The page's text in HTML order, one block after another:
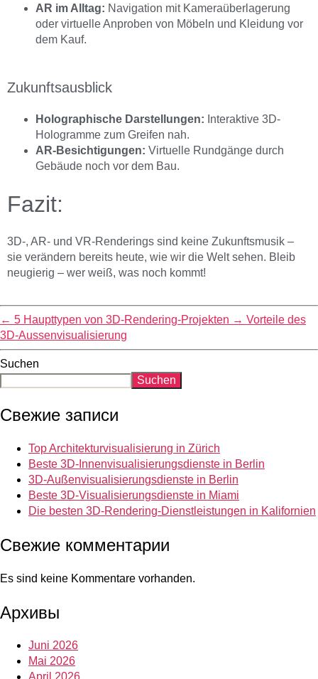
AR im Alltag: Navigation mit Kameraüberlagerung
oder virtuelle Anproben von Möbeln und Kleidung vor
dem Kauf.
Zukunftsausblick
Holographische Darstellungen: Interaktive 3D-
Hologramme zum Greifen nah.
AR-Besichtigungen: Virtuelle Rundgänge durch
Gebäude noch vor dem Bau.
Fazit:
3D-, AR- und VR-Renderings sind keine Zukunftsmusik –
sie verändern bereits heute, wie wir die Welt sehen. Bleib
neugierig – wer weiß, was noch kommt!
← 5 Haupttypen von 3D-Rendering-Projekten → Vorteile des
3D-Aussenvisualisierung
Suchen
Suchen
Свежие записи
Top Architekturvisualisierung in Zürich
Beste 3D-Innenvisualisierungsdienste in Berlin
3D-Außenvisualisierungsdienste in Berlin
Beste 3D-Visualisierungsdienste in Miami
Die besten 3D-Rendering-Dienstleistungen in Kalifornien
Свежие комментарии
Es sind keine Kommentare vorhanden.
Архивы
Juni 2026
Mai 2026